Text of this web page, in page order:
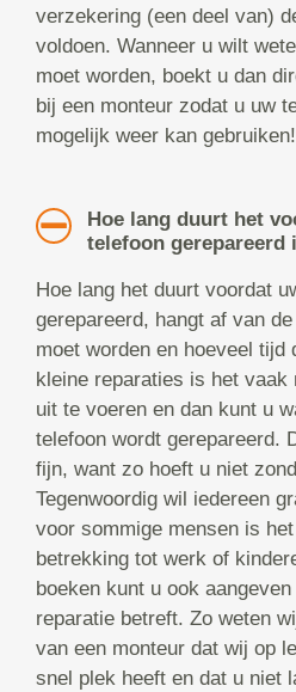
verzekering (een deel van)
voldoen. Wanneer u wilt
moet worden, boekt u dan
bij een monteur zodat u uw
mogelijk weer kan gebruiken!
Hoe lang duurt het
telefoon gerepareerd
Hoe lang het duurt voordat
gerepareerd, hangt af van
moet worden en hoeveel tijd
kleine reparaties is het
uit te voeren en dan kunt u
telefoon wordt gerepareerd.
fijn, want zo hoeft u niet
Tegenwoordig wil iedereen
voor sommige mensen is
betrekking tot werk of
boeken kunt u ook
reparatie betreft. Zo weten
van een monteur dat wij op
snel plek heeft en dat u niet